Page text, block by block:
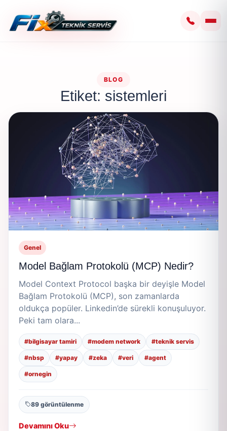
BLOG
Etiket: sistemleri
Genel
Model Bağlam Protokolü (MCP) Nedir?
Model Context Protocol başka bir deyişle Model
Bağlam Protokolü (MCP), son zamanlarda
oldukça popüler. Linkedin’de sürekli konuşuluyor.
Peki tam olara...
#bilgisayar tamiri #modem network #teknik servis
#nbsp #yapay #zeka #veri #agent
#ornegin
89 görüntülenme
Devamını Oku